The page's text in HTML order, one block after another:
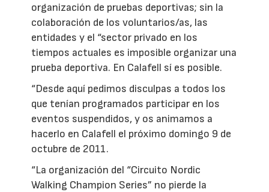
organización de pruebas deportivas; sin la
colaboración de los voluntarios/as, las
entidades y el “sector privado en los
tiempos actuales es imposible organizar una
prueba deportiva. En Calafell sí es posible.
“Desde aquí pedimos disculpas a todos los
que tenían programados participar en los
eventos suspendidos, y os animamos a
hacerlo en Calafell el próximo domingo 9 de
octubre de 2011.
“La organización del “Circuito Nordic
Walking Champion Series” no pierde la